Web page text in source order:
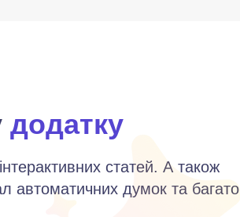
додатку
статей. А також
автоматичних думок та багато